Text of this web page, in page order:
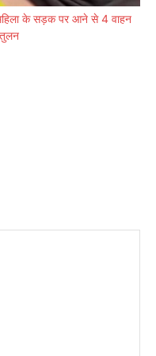
के सड़क पर आने से 4 वाहन